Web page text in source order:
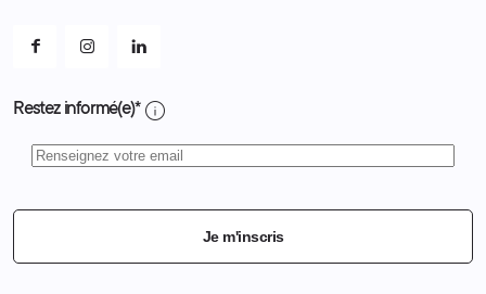
Restez informé(e)* info
Je m'inscris